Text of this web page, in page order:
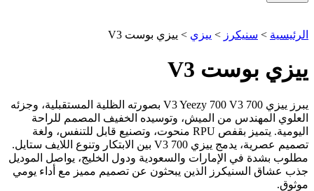
الرئيسية > سنيكرز > ييزي > ييزي بوست V3
ييزي بوست V3
يبرز ييزي 700 V3 Yeezy 700 V3 بصورته الظلية المستقبلية، وجزئه
العلوي المهندس من الميش، وتوسيده الخفيف المصمم للراحة
اليومية. يتميز بقفص RPU منحوت، وتصنيع قابل للتنفس، ولغة
تصميم عصرية، يدمج ييزي 700 V3 بين الابتكار وتنوع اللايف ستايل.
مطلوب بشدة في الإمارات والسعودية ودول الخليج، يواصل الموديل
جذب عشاق السنيكرز الذين يبحثون عن تصميم مميز مع أداء يومي
موثوق.